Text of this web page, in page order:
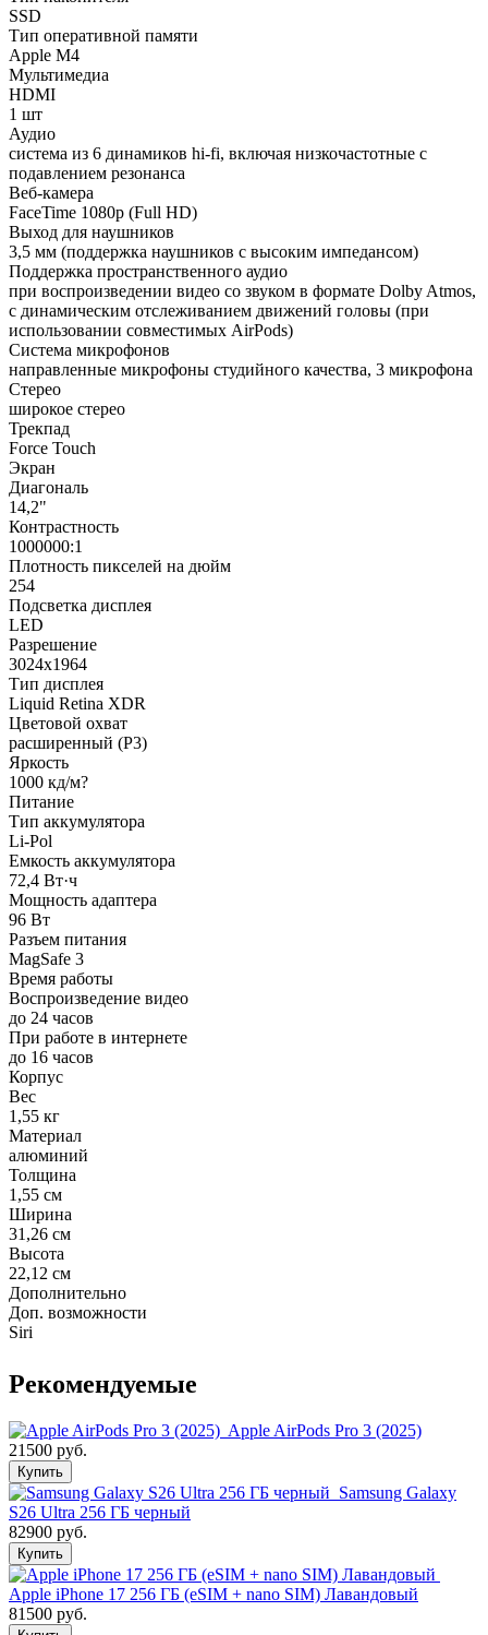
SSD
Тип оперативной памяти
Apple M4
Мультимедиа
HDMI
1 шт
Аудио
система из 6 динамиков hi-fi, включая низкочастотные с
подавлением резонанса
Веб-камера
FaceTime 1080p (Full HD)
Выход для наушников
3,5 мм (поддержка наушников с высоким импедансом)
Поддержка пространственного аудио
при воспроизведении видео со звуком в формате Dolby Atmos,
с динамическим отслеживанием движений головы (при
использовании совместимых AirPods)
Система микрофонов
направленные микрофоны студийного качества, 3 микрофона
Стерео
широкое стерео
Трекпад
Force Touch
Экран
Диагональ
14,2"
Контрастность
1000000:1
Плотность пикселей на дюйм
254
Подсветка дисплея
LED
Разрешение
3024x1964
Тип дисплея
Liquid Retina XDR
Цветовой охват
расширенный (P3)
Яркость
1000 кд/м?
Питание
Тип аккумулятора
Li-Pol
Емкость аккумулятора
72,4 Вт·ч
Мощность адаптера
96 Вт
Разъем питания
MagSafe 3
Время работы
Воспроизведение видео
до 24 часов
При работе в интернете
до 16 часов
Корпус
Вес
1,55 кг
Материал
алюминий
Толщина
1,55 см
Ширина
31,26 см
Высота
22,12 см
Дополнительно
Доп. возможности
Siri
Рекомендуемые
Apple AirPods Pro 3 (2025)
21500 руб.
Купить
Samsung Galaxy
S26 Ultra 256 ГБ черный
82900 руб.
Купить
Apple iPhone 17 256 ГБ (eSIM + nano SIM) Лавандовый
81500 руб.